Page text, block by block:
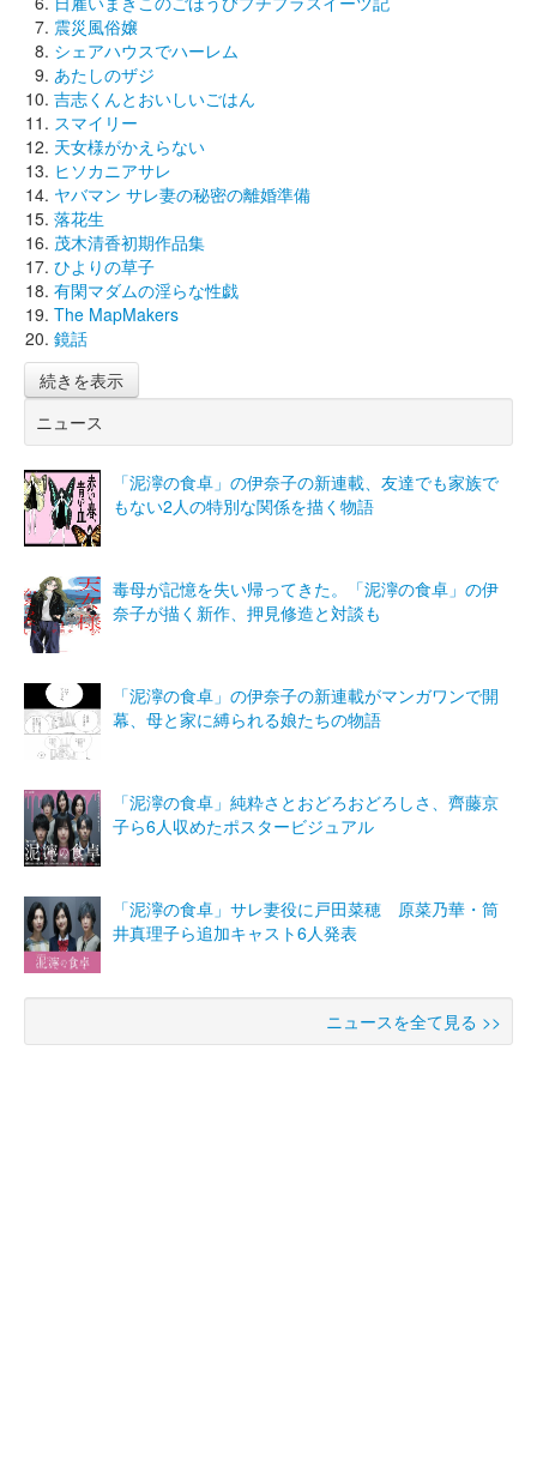
震災風俗嬢
シェアハウスでハーレム
あたしのザジ
吉志くんとおいしいごはん
スマイリー
天女様がかえらない
ヒソカニアサレ
ヤバマン サレ妻の秘密の離婚準備
落花生
茂木清香初期作品集
ひよりの草子
有閑マダムの淫らな性戯
The MapMakers
鏡話
続きを表示
ニュース
「泥濘の食卓」の伊奈子の新連載、友達でも家族で
もない2人の特別な関係を描く物語
毒母が記憶を失い帰ってきた。「泥濘の食卓」の伊
奈子が描く新作、押見修造と対談も
「泥濘の食卓」の伊奈子の新連載がマンガワンで開
幕、母と家に縛られる娘たちの物語
「泥濘の食卓」純粋さとおどろおどろしさ、齊藤京
子ら6人収めたポスタービジュアル
「泥濘の食卓」サレ妻役に戸田菜穂 原菜乃華・筒
井真理子ら追加キャスト6人発表
ニュースを全て見る >>